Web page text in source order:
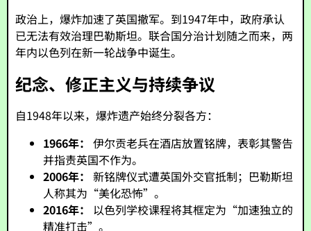
政治上，爆炸加速了英国撤军。到1947年中，政府承认
已无法有效治理巴勒斯坦。联合国分治计划随之而来，两
年内以色列在新一轮战争中诞生。
纪念、修正主义与持续争议
自1948年以来，爆炸遗产始终分裂各方：
1966年： 伊尔贡老兵在酒店放置铭牌，表彰其警告
并指责英国不作为。
2006年： 新铭牌仪式遭英国外交官抵制；巴勒斯坦
人称其为“美化恐怖”。
2016年：
以色列学校课程将其框定为“加速独立的
精准打击”。